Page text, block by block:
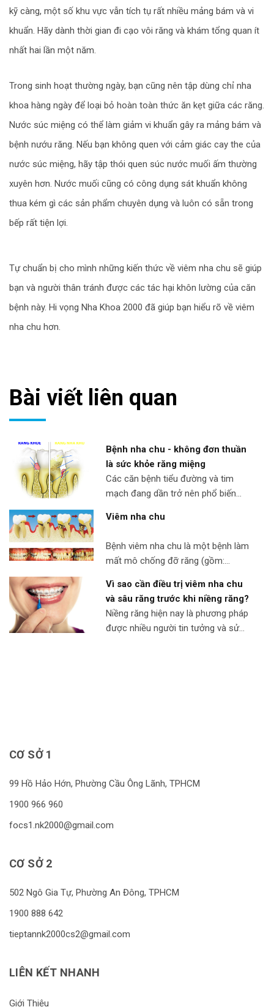
kỹ càng, một số khu vực vẫn tích tụ rất nhiều mảng bám và vi
khuẩn. Hãy dành thời gian đi cạo vôi răng và khám tổng quan ít
nhất hai lần một năm.
Trong sinh hoạt thường ngày, bạn cũng nên tập dùng chỉ nha
khoa hàng ngày để loại bỏ hoàn toàn thức ăn kẹt giữa các răng.
Nước súc miệng có thể làm giảm vi khuẩn gây ra mảng bám và
bệnh nướu răng. Nếu bạn không quen với cảm giác cay the của
nước súc miệng, hãy tập thói quen súc nước muối ấm thường
xuyên hơn. Nước muối cũng có công dụng sát khuẩn không
thua kém gì các sản phẩm chuyên dụng và luôn có sẵn trong
bếp rất tiện lợi.
Tự chuẩn bị cho mình những kiến thức về viêm nha chu sẽ giúp
bạn và người thân tránh được các tác hại khôn lường của căn
bệnh này. Hi vọng Nha Khoa 2000 đã giúp bạn hiểu rõ về viêm
nha chu hơn.
Bài viết liên quan
Bệnh nha chu - không đơn thuần
là sức khỏe răng miệng
Các căn bệnh tiểu đường và tim
mạch đang dần trở nên phổ biến
Tuy nhiên, còn một căn bệnh khác
50% số người trưởng thành trên thế
giới mà còn tác động đến tim mạch
và lượng đường trong máu. […]
Viêm nha chu
Bệnh viêm nha chu là một bệnh làm
mất mô chống đỡ răng (gồm:
Bệnh nha chu tiến triển qua nhiều
giai đoạn khác nhau, và tùy thuộc
vào giai đoạn tiến triển của bệnh mà
kết quả điều trị đạt được cũng khác
Vì sao cần điều trị viêm nha chu
và sâu răng trước khi niềng răng?
Niềng răng hiện nay là phương pháp
được nhiều người tin tưởng và sử
CƠ SỞ 1
99 Hồ Hảo Hớn, Phường Cầu Ông Lãnh, TPHCM
1900 966 960
focs1.nk2000@gmail.com
CƠ SỞ 2
502 Ngô Gia Tự, Phường An Đông, TPHCM
1900 888 642
tieptannk2000cs2@gmail.com
LIÊN KẾT NHANH
Giới Thiệu